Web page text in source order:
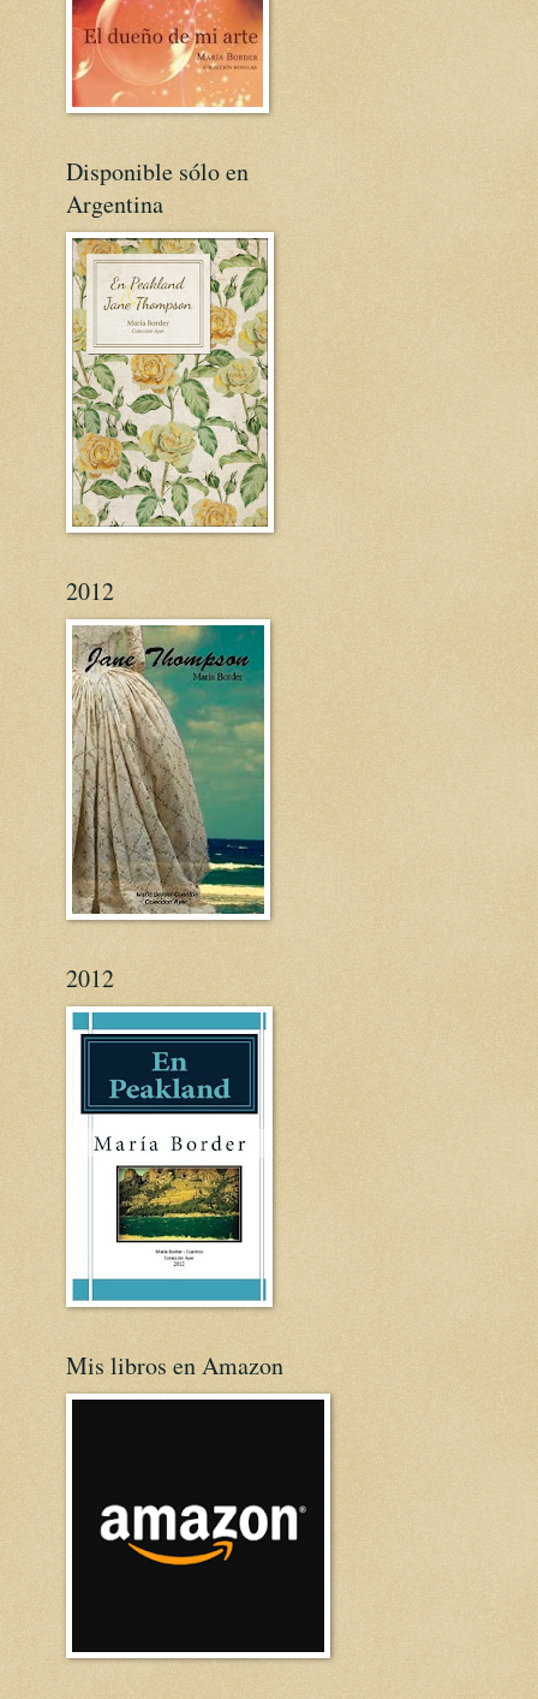
Disponible sólo en
Argentina
2012
2012
Mis libros en Amazon